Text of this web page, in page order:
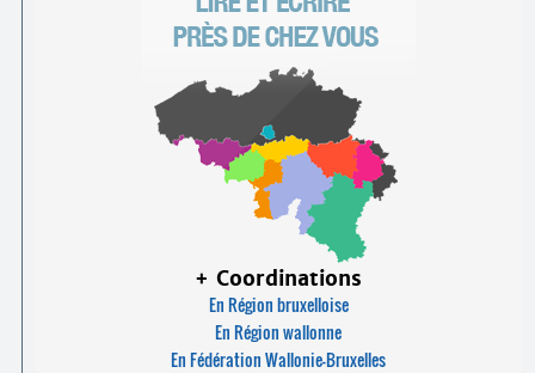
+ Coordinations
En Région bruxelloise
En Région wallonne
En Fédération Wallonie-Bruxelles